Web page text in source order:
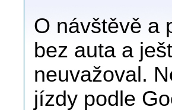
O návštěvě a
bez auta a
neuvažoval.
jízdy podle